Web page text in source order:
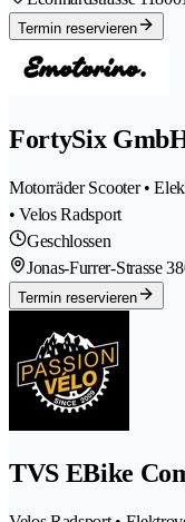
Termin reservieren
FortySix
Motorräder Scooter •
• Velos Radsport
Geschlossen
Jonas-Furrer-Strasse 3
Termin reservieren
TVS EBike